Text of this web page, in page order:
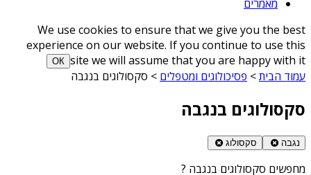
מאמרים
We use cookies to ensure that we give you the best
experience on our website. If you continue to use this
site we will assume that you are happy with it
ОК
עמוד הבית> פסיכולוגים ומטפלים > סקסולוגים בנגבה
סקסולוגים בנגבה
נגבה סקסולוג
מחפשים סקסולוגים בנגבה ?